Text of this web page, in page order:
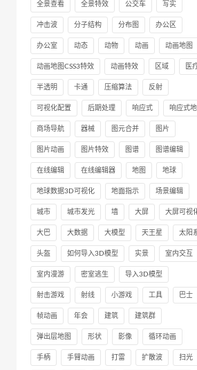
全景查看 全景特效 公交车 写实
冲击波 分子结构 分布图 办公区
办公室 动态 动物 动画 动画地图
动画地图CSS3特效 动画特效 区域 医
半透明 卡通 压缩算法 反射
可视化配置 后期处理 响应式 响应式地
商场导航 器械 图元合并 图片
图片动画 图片特效 图谱 图谱编辑
在线编辑 在线编辑器 地图 地球
地球数据3D可视化 地面指示 场景编辑
城市 城市发光 墙 大屏 大屏可视
大巴 大数据 大模型 天王星 太阳
头盔 如何导入3D模型 实景 室内交互
室内漫游 密室逃生 导入3D模型
射击游戏 射线 小游戏 工具 巴士
帧动画 年会 建筑 建筑群
弹出层地图 形状 影像 循环动画
手柄 手臂动画 打雷 扩散波 扫光